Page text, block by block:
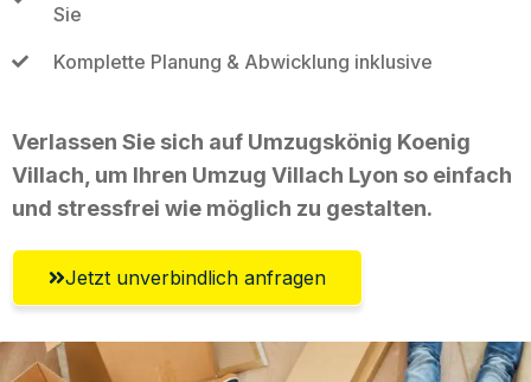
Sie
Komplette Planung & Abwicklung inklusive
Verlassen Sie sich auf Umzugskönig Koenig
Villach, um Ihren Umzug Villach Lyon so einfach
und stressfrei wie möglich zu gestalten.
Jetzt unverbindlich anfragen